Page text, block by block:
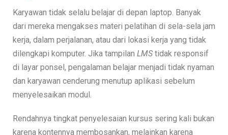
Karyawan tidak selalu belajar di depan laptop. Banyak
dari mereka mengakses materi pelatihan di sela-sela jam
kerja, dalam perjalanan, atau dari lokasi kerja yang tidak
dilengkapi komputer. Jika tampilan LMS tidak responsif
di layar ponsel, pengalaman belajar menjadi tidak nyaman
dan karyawan cenderung menutup aplikasi sebelum
menyelesaikan modul.
Rendahnya tingkat penyelesaian kursus sering kali bukan
karena kontennya membosankan, melainkan karena